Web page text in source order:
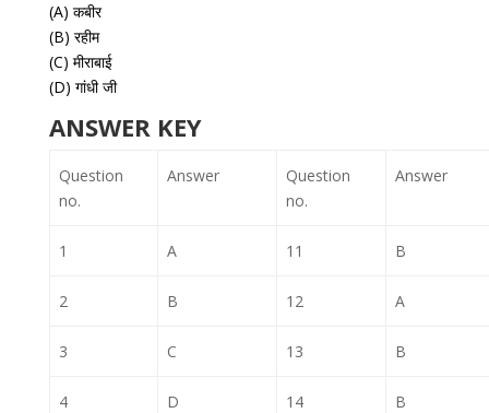
(A) कबीर
(B) रहीम
(C) मीराबाई
(D) गांधी जी
ANSWER KEY
Question
no.
Answer
Question
no.
Answer
1 A 11 B
2 B 12 A
3 C 13 B
4 D 14 B